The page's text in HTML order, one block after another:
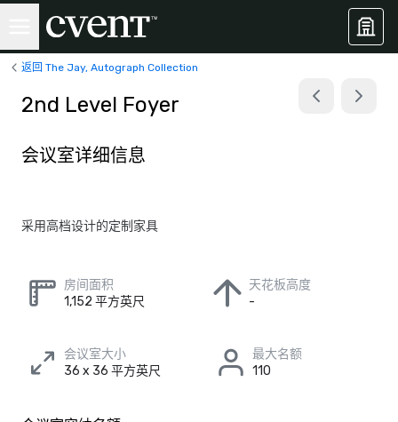
返回 The Jay, Autograph Collection
2nd Level Foyer
会议室详细信息
采用高档设计的定制家具
房间面积
1,152 平方英尺
天花板高度
-
会议室大小
36 x 36 平方英尺
最大名额
110